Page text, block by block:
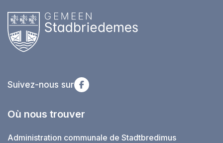
Suivez-nous sur
Où nous trouver
Administration communale de Stadtbredimus